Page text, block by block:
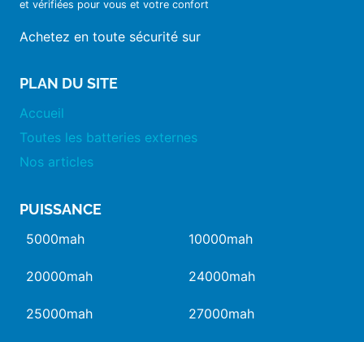
et vérifiées pour vous et votre confort
Achetez en toute sécurité sur
PLAN DU SITE
Accueil
Toutes les batteries externes
Nos articles
PUISSANCE
5000mah 10000mah
20000mah 24000mah
25000mah 27000mah